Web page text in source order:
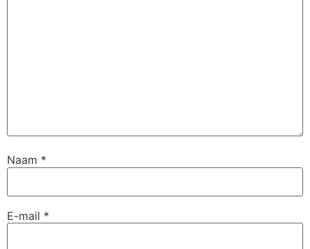
Naam *
E-mail *